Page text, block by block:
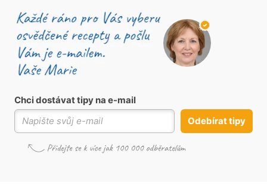
Chci dostávat tipy na e-mail
Odebírat tipy